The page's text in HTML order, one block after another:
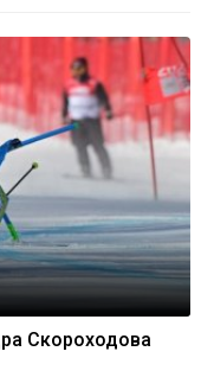
Скороходова